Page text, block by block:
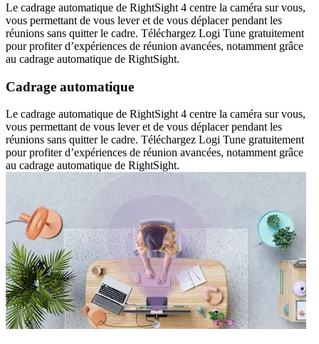
Le cadrage automatique de RightSight 4 centre la caméra sur vous,
vous permettant de vous lever et de vous déplacer pendant les
réunions sans quitter le cadre. Téléchargez Logi Tune gratuitement
pour profiter d’expériences de réunion avancées, notamment grâce
au cadrage automatique de RightSight.
Cadrage automatique
Le cadrage automatique de RightSight 4 centre la caméra sur vous,
vous permettant de vous lever et de vous déplacer pendant les
réunions sans quitter le cadre. Téléchargez Logi Tune gratuitement
pour profiter d’expériences de réunion avancées, notamment grâce
au cadrage automatique de RightSight.